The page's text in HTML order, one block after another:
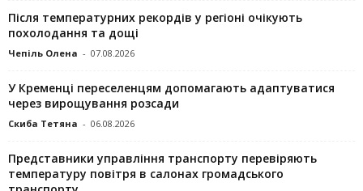
Після температурних рекордів у регіоні очікують
похолодання та дощі
Чепіль Олена - 07.08.2026
У Кременці переселенцям допомагають адаптуватися
через вирощування розсади
Скиба Тетяна - 06.08.2026
Представники управління транспорту перевіряють
температуру повітря в салонах громадського